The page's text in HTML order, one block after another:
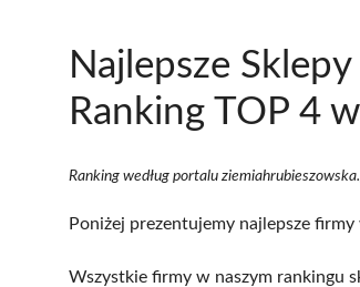
Najlepsze
Ranking TOP 4
Ranking według portalu
Poniżej prezentujemy najlepsze
Wszystkie firmy w naszym rankingu